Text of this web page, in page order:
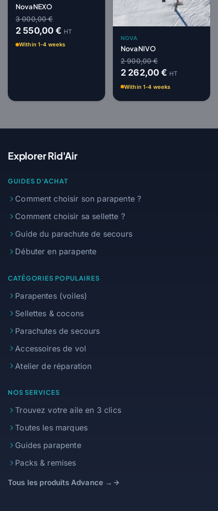
Nova NEXO
3 000,00 €
2 550,00 € HT
Within 1-4 weeks
NOVA
Nova NIVO
2 900,00 €
2 262,00 € HT
Within 1-4 weeks
Explorer Rid'Air
GUIDES D'ACHAT
Comment choisir son parapente ?
Comment choisir sa sellette ?
Guide du parachute de secours
Débuter en parapente
CATÉGORIES POPULAIRES
Parapentes (voiles)
Sellettes & cocons
Parachutes de secours
Accessoires de vol
Atelier de réparation
NOS SERVICES
Trouvez votre aile en 3 clics
Toutes les marques
Guides parapente
Packs & remises
Tous les produits Advance →